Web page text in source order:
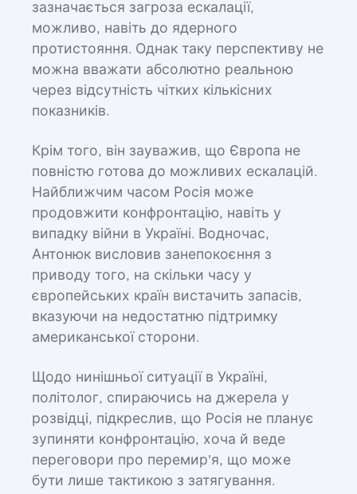
зазначається загроза ескалації,
можливо, навіть до ядерного
протистояння. Однак таку перспективу не
можна вважати абсолютно реальною
через відсутність чітких кількісних
показників.
Крім того, він зауважив, що Європа не
повністю готова до можливих ескалацій.
Найближчим часом Росія може
продовжити конфронтацію, навіть у
випадку війни в Україні. Водночас,
Антонюк висловив занепокоєння з
приводу того, на скільки часу у
європейських країн вистачить запасів,
вказуючи на недостатню підтримку
американської сторони.
Щодо нинішньої ситуації в Україні,
політолог, спираючись на джерела у
розвідці, підкреслив, що Росія не планує
зупиняти конфронтацію, хоча й веде
переговори про перемир'я, що може
бути лише тактикою з затягування.